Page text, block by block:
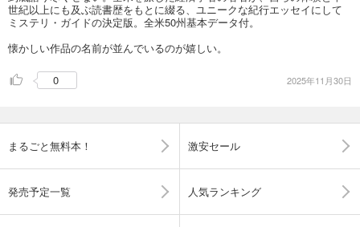
世紀以上にも及ぶ読書歴をもとに綴る、ユニークな紀行エッセイにして
ミステリ・ガイドの決定版。全米50州基本データ付。
懐かしい作品の名前が並んでいるのが嬉しい。
0 2025年11月30日
まるごと無料本！ 激安セール
発売予定一覧 人気ランキング